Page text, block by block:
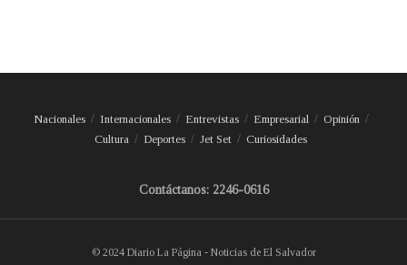
Nacionales Internacionales Entrevistas Empresarial
Opinión
Cultura
Deportes Jet Set Curiosidades
Contáctanos: 2246-0616
© 2024 Diario La Página - Noticias de El Salvador